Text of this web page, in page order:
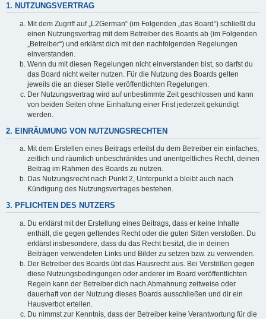
1. NUTZUNGSVERTRAG
Mit dem Zugriff auf „L2German“ (im Folgenden „das Board“) schließt du
einen Nutzungsvertrag mit dem Betreiber des Boards ab (im Folgenden
„Betreiber“) und erklärst dich mit den nachfolgenden Regelungen
einverstanden.
Wenn du mit diesen Regelungen nicht einverstanden bist, so darfst du
das Board nicht weiter nutzen. Für die Nutzung des Boards gelten
jeweils die an dieser Stelle veröffentlichten Regelungen.
Der Nutzungsvertrag wird auf unbestimmte Zeit geschlossen und kann
von beiden Seiten ohne Einhaltung einer Frist jederzeit gekündigt
werden.
2. EINRÄUMUNG VON NUTZUNGSRECHTEN
Mit dem Erstellen eines Beitrags erteilst du dem Betreiber ein einfaches,
zeitlich und räumlich unbeschränktes und unentgeltliches Recht, deinen
Beitrag im Rahmen des Boards zu nutzen.
Das Nutzungsrecht nach Punkt 2, Unterpunkt a bleibt auch nach
Kündigung des Nutzungsvertrages bestehen.
3. PFLICHTEN DES NUTZERS
Du erklärst mit der Erstellung eines Beitrags, dass er keine Inhalte
enthält, die gegen geltendes Recht oder die guten Sitten verstoßen. Du
erklärst insbesondere, dass du das Recht besitzt, die in deinen
Beiträgen verwendeten Links und Bilder zu setzen bzw. zu verwenden.
Der Betreiber des Boards übt das Hausrecht aus. Bei Verstößen gegen
diese Nutzungsbedingungen oder anderer im Board veröffentlichten
Regeln kann der Betreiber dich nach Abmahnung zeitweise oder
dauerhaft von der Nutzung dieses Boards ausschließen und dir ein
Hausverbot erteilen.
Du nimmst zur Kenntnis, dass der Betreiber keine Verantwortung für die